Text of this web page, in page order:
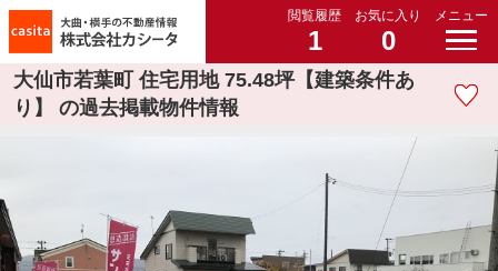
閲覧履歴
1
お気に入り
0
メニュー
大仙市若葉町 住宅用地 75.48坪【建築条件あ
り】 の過去掲載物件情報